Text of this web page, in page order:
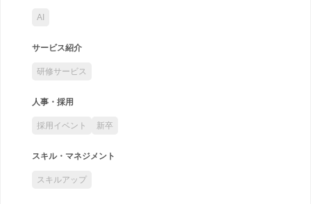
AI
サービス紹介
研修サービス
人事・採用
採用イベント 新卒
スキル・マネジメント
スキルアップ